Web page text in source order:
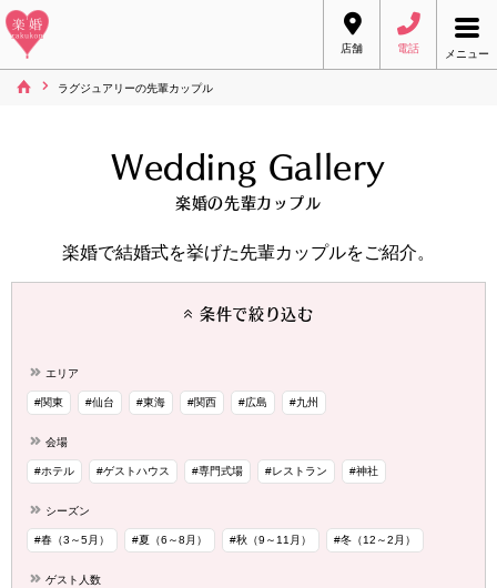
店舗 電話 メニュー
ラグジュアリーの先輩カップル
Wedding Gallery
楽婚の先輩カップル
楽婚で結婚式を挙げた先輩カップルをご紹介。
条件で絞り込む
エリア
#関東 #仙台 #東海 #関西 #広島 #九州
会場
#ホテル #ゲストハウス #専門式場 #レストラン #神社
シーズン
#春（3～5月） #夏（6～8月） #秋（9～11月） #冬（12～2月）
ゲスト人数